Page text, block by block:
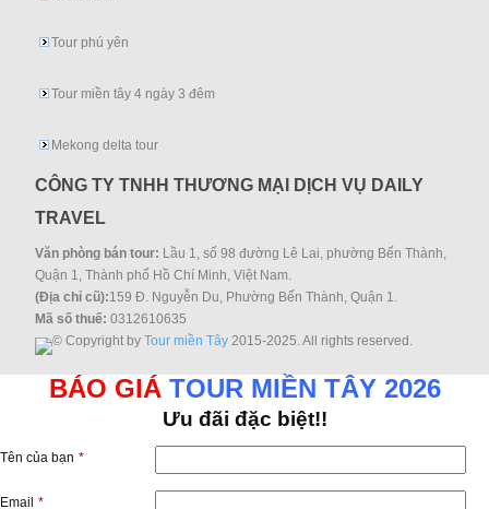
Tour phú yên
Tour miền tây 4 ngày 3 đêm
Mekong delta tour
CÔNG TY TNHH THƯƠNG MẠI DỊCH VỤ DAILY
TRAVEL
Văn phòng bán tour: Lầu 1, số 98 đường Lê Lai, phường Bến Thành,
Quận 1, Thành phố Hồ Chí Minh, Việt Nam.
(Địa chỉ cũ):159 Đ. Nguyễn Du, Phường Bến Thành, Quận 1.
Mã số thuế: 0312610635
© Copyright byTour miền Tây 2015-2025. All rights reserved.
BÁO GIÁ TOUR MIỀN TÂY 2026
Ưu đãi đặc biệt!!
Tên của bạn *
Email *